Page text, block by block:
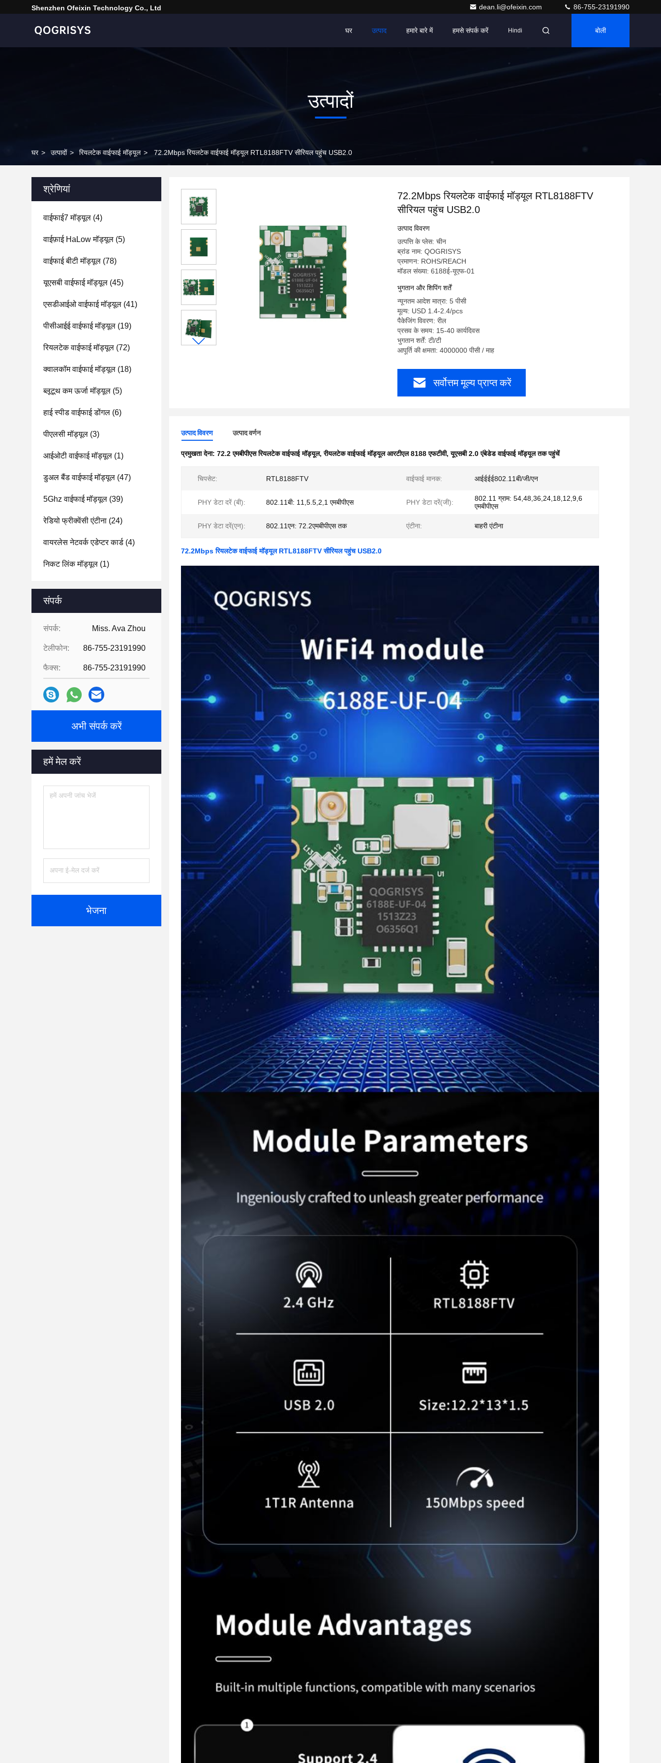
Shenzhen Ofeixin Technology Co., Ltd dean.li@ofeixin.com 86-755-23191990
घर उत्पाद हमारे बारे में हमसे संपर्क करें Hindi बोली
उत्पादों
घर > उत्पादों > रियलटेक वाईफाई मॉड्यूल > 72.2Mbps रियलटेक वाईफाई मॉड्यूल RTL8188FTV सीरियल पहुंच USB2.0
श्रेणियां
वाईफाई7 मॉड्यूल (4)
वाईफ़ाई HaLow मॉड्यूल (5)
वाईफाई बीटी मॉड्यूल (78)
यूएसबी वाईफाई मॉड्यूल (45)
एसडीआईओ वाईफाई मॉड्यूल (41)
पीसीआईई वाईफाई मॉड्यूल (19)
रियलटेक वाईफाई मॉड्यूल (72)
क्वालकॉम वाईफाई मॉड्यूल (18)
ब्लूटूथ कम ऊर्जा मॉड्यूल (5)
हाई स्पीड वाईफाई डोंगल (6)
पीएलसी मॉड्यूल (3)
आईओटी वाईफाई मॉड्यूल (1)
डुअल बैंड वाईफाई मॉड्यूल (47)
5Ghz वाईफाई मॉड्यूल (39)
रेडियो फ्रीक्वेंसी एंटीना (24)
वायरलेस नेटवर्क एडेप्टर कार्ड (4)
निकट लिंक मॉड्यूल (1)
संपर्क
संपर्क: Miss. Ava Zhou
टेलीफोन: 86-755-23191990
फैक्स: 86-755-23191990
अभी संपर्क करें
हमें मेल करें
भेजना
72.2Mbps रियलटेक वाईफाई मॉड्यूल RTL8188FTV
सीरियल पहुंच USB2.0
उत्पाद विवरण
उत्पत्ति के प्लेस: चीन
ब्रांड नाम: QOGRISYS
प्रमाणन: ROHS/REACH
मॉडल संख्या: 6188ई-यूएफ-01
भुगतान और शिपिंग शर्तें
न्यूनतम आदेश मात्रा: 5 पीसी
मूल्य: USD 1.4-2.4/pcs
पैकेजिंग विवरण: रील
प्रसव के समय: 15-40 कार्यदिवस
भुगतान शर्तें: टी/टी
आपूर्ति की क्षमता: 4000000 पीसी / माह
सर्वोत्तम मूल्य प्राप्त करें
उत्पाद विवरण उत्पाद वर्णन
प्रमुखता देना: 72.2 एमबीपीएस रियलटेक वाईफाई मॉड्यूल,रीयलटेक वाईफाई मॉड्यूल आरटीएल 8188 एफटीवी,यूएसबी 2.0 एंबेडेड वाईफाई मॉड्यूल तक पहुंचें
चिपसेट: RTL8188FTV वाईफाई मानक: आईईईई802.11बी/जी/एन
PHY डेटा दरें (बी): 802.11बी: 11,5.5,2,1 एमबीपीएस PHY डेटा दरें(जी):
802.11 ग्राम: 54,48,36,24,18,12,9,6
एमबीपीएस
PHY डेटा दरें(एन): 802.11एन: 72.2एमबीपीएस तक एंटीना: बाहरी एंटीना
72.2Mbps रियलटेक वाईफाई मॉड्यूल RTL8188FTV सीरियल पहुंच USB2.0